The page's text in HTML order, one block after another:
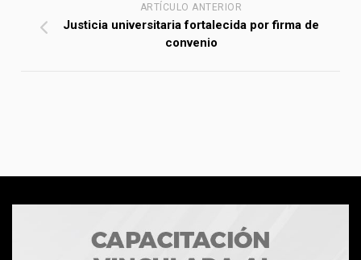
ARTÍCULO ANTERIOR
Justicia universitaria fortalecida por firma de
convenio